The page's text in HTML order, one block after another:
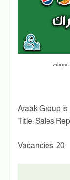
Araak Group is
Title: Sales
Vacancies: 20